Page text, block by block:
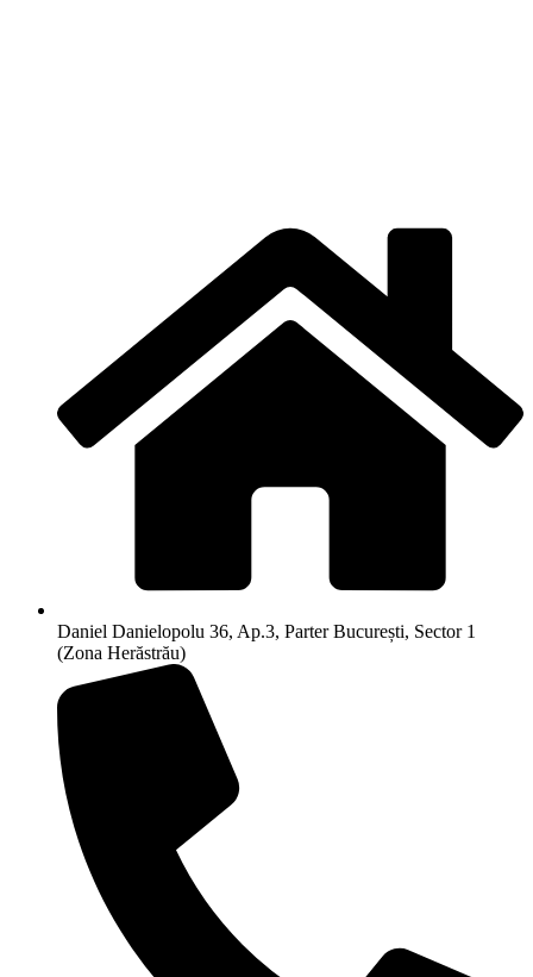
Daniel Danielopolu 36, Ap.3, Parter București, Sector 1
(Zona Herăstrău)